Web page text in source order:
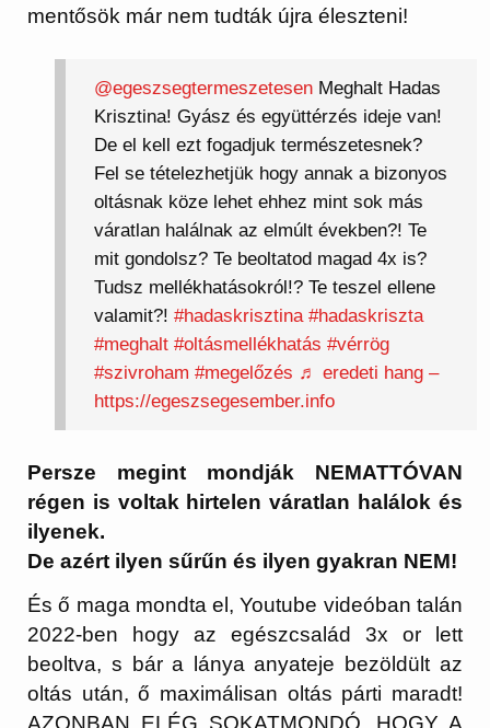
mentősök már nem tudták újra éleszteni!
@egeszsegtermeszetesenMeghalt Hadas
Krisztina! Gyász és együttérzés ideje van!
De el kell ezt fogadjuk természetesnek?
Fel se tételezhetjük hogy annak a bizonyos
oltásnak köze lehet ehhez mint sok más
váratlan halálnak az elmúlt években?! Te
mit gondolsz? Te beoltatod magad 4x is?
Tudsz mellékhatásokról!? Te teszel ellene
valamit?! #hadaskrisztina #hadaskriszta
#meghalt #oltásmellékhatás #vérrög
#szivroham #megelőzés ♬ eredeti hang –
https://egeszsegesember.info
Persze megint mondják NEMATTÓVAN
régen is voltak hirtelen váratlan halálok és
ilyenek.
De azért ilyen sűrűn és ilyen gyakran NEM!
És ő maga mondta el, Youtube videóban talán
2022-ben hogy az egészcsalád 3x or lett
beoltva, s bár a lánya anyateje bezöldült az
oltás után, ő maximálisan oltás párti maradt!
AZONBAN ELÉG SOKATMONDÓ, HOGY A